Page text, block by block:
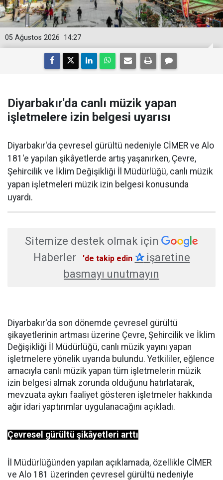
14:27
05 Ağustos 2026
Diyarbakır'da canlı müzik yapan
işletmelere izin belgesi uyarısı
Diyarbakır'da çevresel gürültü nedeniyle CİMER ve Alo
181'e yapılan şikâyetlerde artış yaşanırken, Çevre,
Şehircilik ve İklim Değişikliği İl Müdürlüğü, canlı müzik
yapan işletmeleri müzik izin belgesi konusunda
uyardı.
Sitemize destek olmak için
Haberler
'de takip edin ✰işaretine
basmayı unutmayın
Diyarbakır'da son dönemde çevresel gürültü
şikayetlerinin artması üzerine Çevre, Şehircilik ve İklim
Değişikliği İl Müdürlüğü, canlı müzik yayını yapan
işletmelere yönelik uyarıda bulundu. Yetkililer, eğlence
amacıyla canlı müzik yapan tüm işletmelerin müzik
izin belgesi almak zorunda olduğunu hatırlatarak,
mevzuata aykırı faaliyet gösteren işletmeler hakkında
ağır idari yaptırımlar uygulanacağını açıkladı.
Çevresel gürültü şikâyetleri arttı
İl Müdürlüğünden yapılan açıklamada, özellikle CİMER
ve Alo 181 üzerinden çevresel gürültü nedeniyle